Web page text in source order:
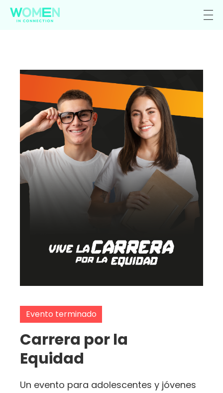
Evento terminado
Carrera por la
Equidad
Un evento para adolescentes y jóvenes